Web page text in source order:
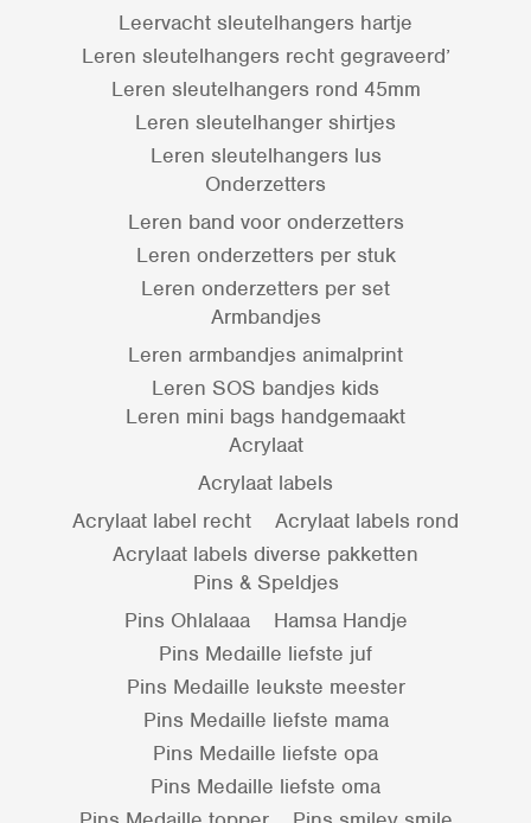
Leervacht sleutelhangers hartje
Leren sleutelhangers recht gegraveerd’
Leren sleutelhangers rond 45mm
Leren sleutelhanger shirtjes
Leren sleutelhangers lus
Onderzetters
Leren band voor onderzetters
Leren onderzetters per stuk
Leren onderzetters per set
Armbandjes
Leren armbandjes animalprint
Leren SOS bandjes kids
Leren mini bags handgemaakt
Acrylaat
Acrylaat labels
Acrylaat label recht
Acrylaat labels rond
Acrylaat labels diverse pakketten
Pins & Speldjes
Pins Ohlalaaa
Hamsa Handje
Pins Medaille liefste juf
Pins Medaille leukste meester
Pins Medaille liefste mama
Pins Medaille liefste opa
Pins Medaille liefste oma